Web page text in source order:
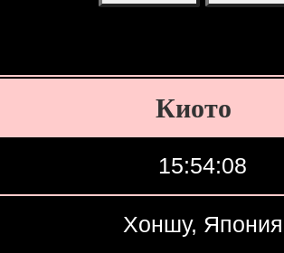
Киото
15:54:09
Хоншу, Япония